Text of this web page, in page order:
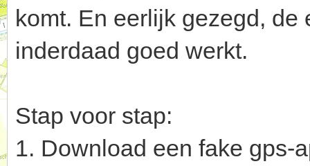
komt. En eerlijk gezegd, de
inderdaad goed werkt.
Stap voor stap:
1. Download een fake gps-